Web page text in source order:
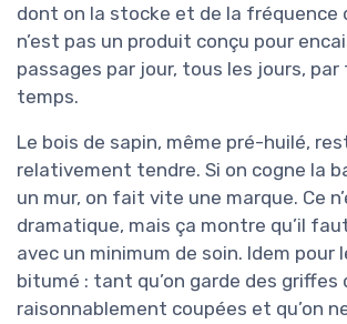
dont on la stocke et de la fréquence
n’est pas un produit conçu pour
passages par jour, tous les jours, par
temps.
Le bois de sapin, même pré-huilé,
relativement tendre. Si on cogne la
un mur, on fait vite une marque. Ce
dramatique, mais ça montre qu’il
avec un minimum de soin. Idem pour
bitumé : tant qu’on garde des griffes
raisonnablement coupées et qu’on